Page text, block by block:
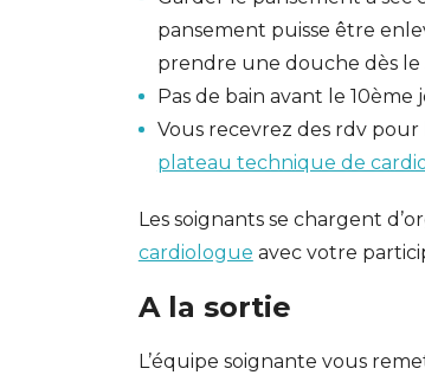
pansement puisse être
prendre une douche dès le
Pas de bain avant le 10ème
Vous recevrez des rdv pour
plateau technique de
Les soignants se chargent
cardiologue avec votre
A la sortie
L’équipe soignante vous